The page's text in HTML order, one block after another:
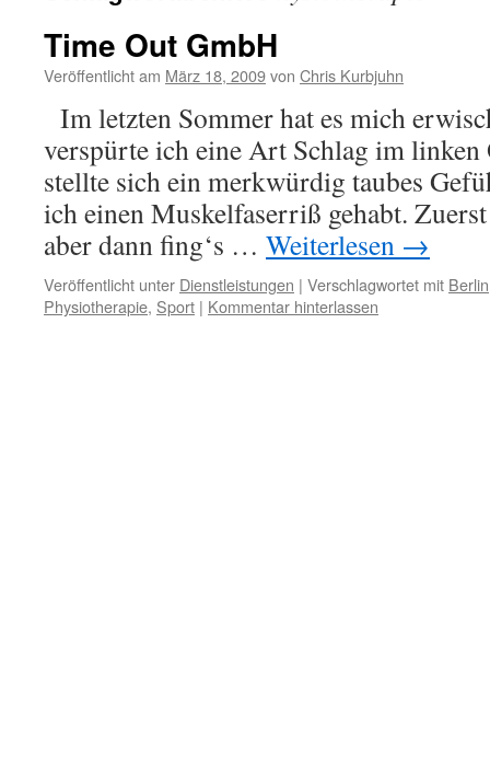
Time Out GmbH
Veröffentlicht am März 18, 2009von Chris Kurbjuhn
Im letzten Sommer hat es mich
verspürte ich eine Art Schlag im linken
stellte sich ein merkwürdig taubes
ich einen Muskelfaserriß gehabt.
aber dann fing‘s … Weiterlesen →
Veröffentlicht unter Dienstleistungen | Verschlagwortet mit Berlin
Physiotherapie, Sport | Kommentar hinterlassen